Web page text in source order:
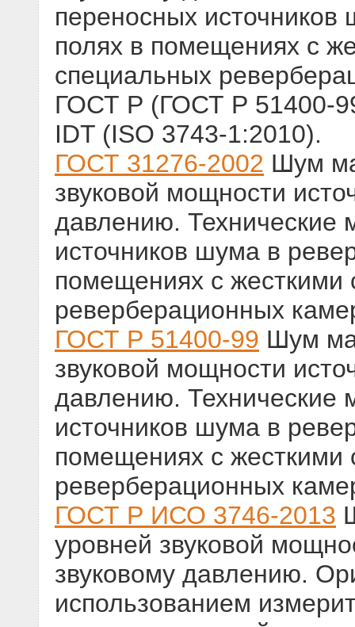
переносных
полях в помещениях с
специальных
ГОСТ Р (ГОСТ Р 51400-
IDT (ISO 3743-1:2010).
ГОСТ 31276-2002 Шум
звуковой мощности
давлению.
источников шума в
помещениях с жесткими
реверберационных
ГОСТ Р 51400-99 Шум
звуковой мощности
давлению.
источников шума в
помещениях с жесткими
реверберационных
ГОСТ Р ИСО 3746-2013
уровней звуковой
звуковому давлению.
использованием